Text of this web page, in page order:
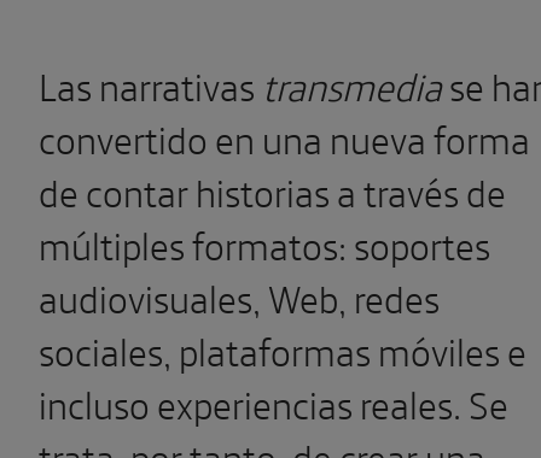
Las narrativas transmediase
convertido en una nueva forma
de contar historias a través de
múltiples formatos: soportes
audiovisuales, Web, redes
sociales, plataformas móviles e
incluso experiencias reales. Se